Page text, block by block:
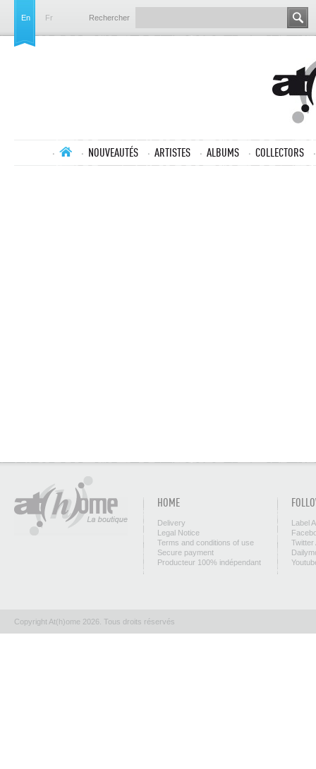
En Fr Rechercher
NOUVEAUTÉS ARTISTES ALBUMS COLLECTORS
HOME
Delivery
Legal Notice
Terms and conditions of use
Secure payment
Producteur 100% indépendant
Label
Twitter
Copyright At(h)ome 2026. Tous droits réservés